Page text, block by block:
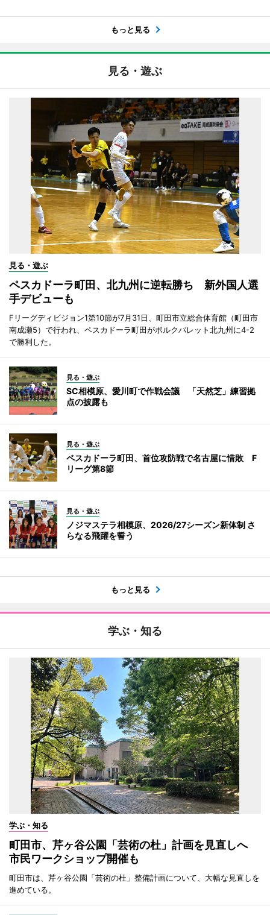
もっと見る
見る・遊ぶ
見る・遊ぶ
ペスカドーラ町田、北九州に逆転勝ち 新外国人選
手デビューも
Fリーグディビジョン1第10節が7月31日、町田市立総合体育館（町田市
南成瀬5）で行われ、ペスカドーラ町田がボルクバレット北九州に4-2
で勝利した。
見る・遊ぶ
SC相模原、愛川町で作戦会議 「天然芝」練習拠
点の披露も
見る・遊ぶ
ペスカドーラ町田、首位攻防戦で名古屋に惜敗 F
リーグ第8節
見る・遊ぶ
ノジマステラ相模原、2026/27シーズン新体制 さ
らなる飛躍を誓う
もっと見る
学ぶ・知る
学ぶ・知る
町田市、芹ヶ谷公園「芸術の杜」計画を見直しへ
市民ワークショップ開催も
町田市は、芹ヶ谷公園「芸術の杜」整備計画について、大幅な見直しを
進めている。